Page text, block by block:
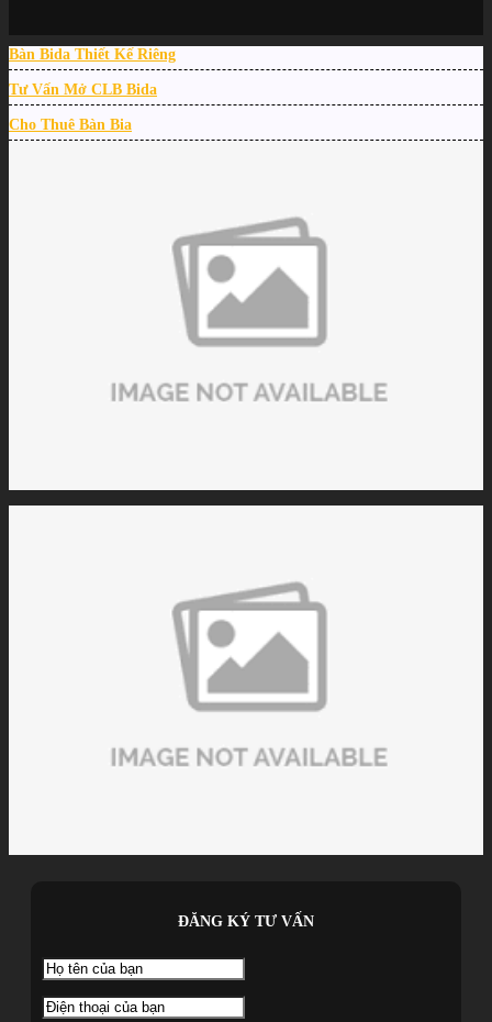
Trang chủ /
TIN TỨC /
Lịch thi đấu Billiards ngày 20/9: Lượt 5 vòng 2 PBA Team League
Bàn Bida Thiết Kế Riêng
Tư Vấn Mở CLB Bida
Cho Thuê Bàn Bia
ĐĂNG KÝ TƯ VẤN